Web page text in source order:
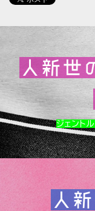
人新世
ジェント
人